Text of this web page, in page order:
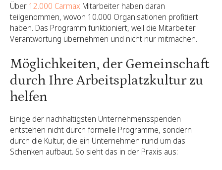
Über 12.000 Carmax Mitarbeiter haben daran
teilgenommen, wovon 10.000 Organisationen profitiert
haben. Das Programm funktioniert, weil die Mitarbeiter
Verantwortung übernehmen und nicht nur mitmachen.
Möglichkeiten, der Gemeinschaft
durch Ihre Arbeitsplatzkultur zu
helfen
Einige der nachhaltigsten Unternehmensspenden
entstehen nicht durch formelle Programme, sondern
durch die Kultur, die ein Unternehmen rund um das
Schenken aufbaut. So sieht das in der Praxis aus: